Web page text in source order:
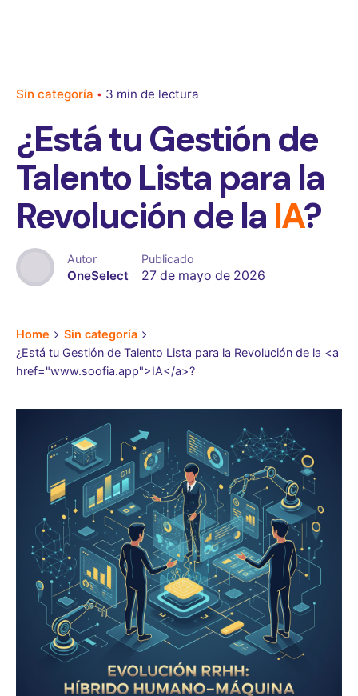
Sin categoría 3 min de lectura
¿Está tu Gestión de
Talento Lista para la
Revolución de la IA?
Autor
OneSelect
Publicado
27 de mayo de 2026
Home
Sin categoría
¿Está tu Gestión de Talento Lista para la Revolución de la <a
href="www.soofia.app">IA</a>?